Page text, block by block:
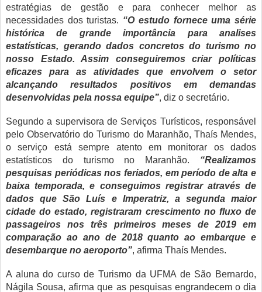
estratégias de gestão e para conhecer melhor as
necessidades dos turistas. “O estudo fornece uma série
histórica de grande importância para analises
estatísticas, gerando dados concretos do turismo no
nosso Estado. Assim conseguiremos criar políticas
eficazes para as atividades que envolvem o setor
alcançando resultados positivos em demandas
desenvolvidas pela nossa equipe”, diz o secretário.
Segundo a supervisora de Serviços Turísticos, responsável
pelo Observatório do Turismo do Maranhão, Thaís Mendes,
o serviço está sempre atento em monitorar os dados
estatísticos do turismo no Maranhão. “Realizamos
pesquisas periódicas nos feriados, em período de alta e
baixa temporada, e conseguimos registrar através de
dados que São Luís e Imperatriz, a segunda maior
cidade do estado, registraram crescimento no fluxo de
passageiros nos três primeiros meses de 2019 em
comparação ao ano de 2018 quanto ao embarque e
desembarque no aeroporto”, afirma Thaís Mendes.
A aluna do curso de Turismo da UFMA de São Bernardo,
Nágila Sousa, afirma que as pesquisas engrandecem o dia